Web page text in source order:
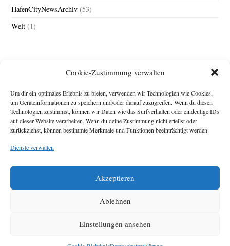
Cookie-Zustimmung verwalten
Um dir ein optimales Erlebnis zu bieten, verwenden wir Technologien wie Cookies,
um Geräteinformationen zu speichern und/oder darauf zuzugreifen. Wenn du diesen
Technologien zustimmst, können wir Daten wie das Surfverhalten oder eindeutige IDs
auf dieser Website verarbeiten. Wenn du deine Zustimmung nicht erteilst oder
zurückziehst, können bestimmte Merkmale und Funktionen beeinträchtigt werden.
Dienste verwalten
Akzeptieren
Ablehnen
Einstellungen ansehen
HafenCityNewsArchiv (53)
Welt (1)
Impressum
Michael Baden,
Diese Webseite stellt
zehn Jahre der